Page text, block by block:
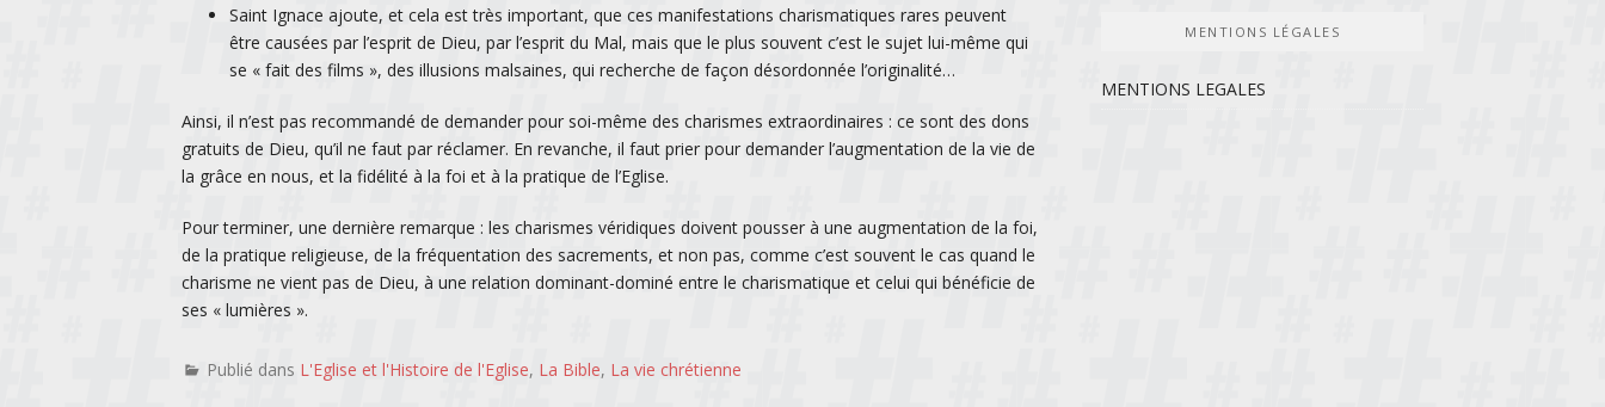
Saint Ignace ajoute, et cela est très important, que ces manifestations charismatiques rares peuvent
être causées par l’esprit de Dieu, par l’esprit du Mal, mais que le plus souvent c’est le sujet lui-même qui
se « fait des films », des illusions malsaines, qui recherche de façon désordonnée l’originalité…
Ainsi, il n’est pas recommandé de demander pour soi-même des charismes extraordinaires : ce sont des dons
gratuits de Dieu, qu’il ne faut par réclamer. En revanche, il faut prier pour demander l’augmentation de la vie de
la grâce en nous, et la fidélité à la foi et à la pratique de l’Eglise.
Pour terminer, une dernière remarque : les charismes véridiques doivent pousser à une augmentation de la foi,
de la pratique religieuse, de la fréquentation des sacrements, et non pas, comme c’est souvent le cas quand le
charisme ne vient pas de Dieu, à une relation dominant-dominé entre le charismatique et celui qui bénéficie de
ses « lumières ».
Publié dans L'Eglise et l'Histoire de l'Eglise, La Bible, La vie chrétienne
MENTIONS LÉGALES
MENTIONS LEGALES